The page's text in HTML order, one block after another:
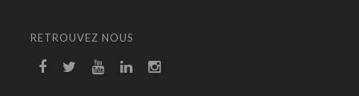
RETROUVEZ NOUS